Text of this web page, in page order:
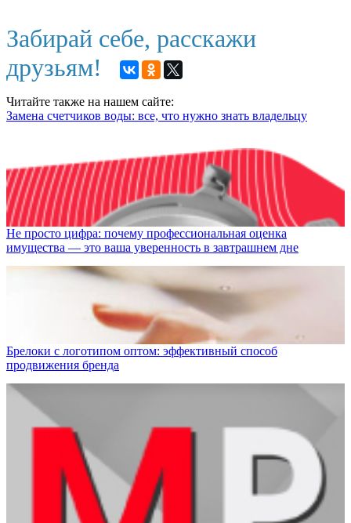
Забирай себе, расскажи
друзьям!
Читайте также на нашем сайте:
Замена счетчиков воды: все, что нужно знать владельцу
Не просто цифра: почему профессиональная оценка
имущества — это ваша уверенность в завтрашнем дне
Брелоки с логотипом оптом: эффективный способ
продвижения бренда